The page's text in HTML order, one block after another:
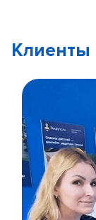
Клиенты